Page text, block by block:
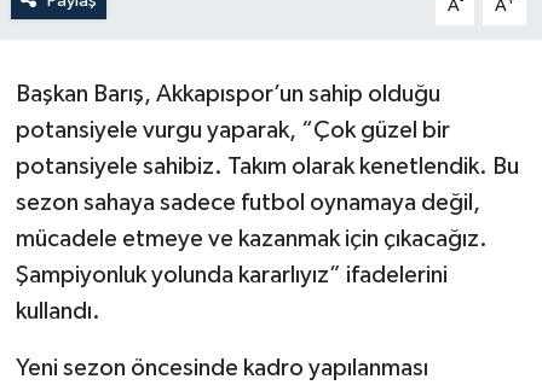
A A
Başkan Barış, Akkapıspor’un sahip olduğu
potansiyele vurgu yaparak, “Çok güzel bir
potansiyele sahibiz. Takım olarak kenetlendik. Bu
sezon sahaya sadece futbol oynamaya değil,
mücadele etmeye ve kazanmak için çıkacağız.
Şampiyonluk yolunda kararlıyız” ifadelerini
kullandı.
Yeni sezon öncesinde kadro yapılanması